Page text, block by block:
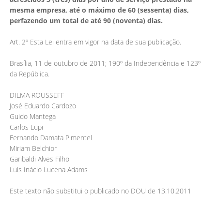
mesma empresa, até o máximo de 60 (sessenta) dias,
perfazendo um total de até 90 (noventa) dias.
Art. 2º Esta Lei entra em vigor na data de sua publicação.
Brasília, 11 de outubro de 2011; 190º da Independência e 123º
da República.
DILMA ROUSSEFF
José Eduardo Cardozo
Guido Mantega
Carlos Lupi
Fernando Damata Pimentel
Miriam Belchior
Garibaldi Alves Filho
Luis Inácio Lucena Adams
Este texto não substitui o publicado no DOU de 13.10.2011